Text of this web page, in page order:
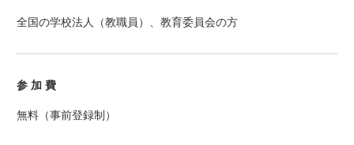
全国の学校法人（教職員）、教育委員会の方
参 加 費
無料（事前登録制）